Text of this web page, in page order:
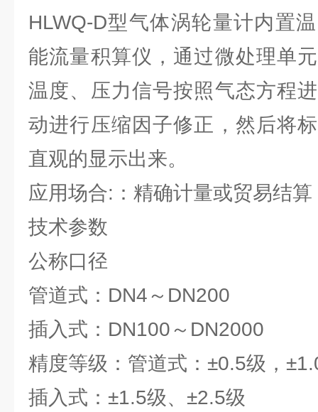
HLWQ-D型气体涡轮量计内置
能流量积算仪，通过微处理单
温度、压力信号按照气态方程
动进行压缩因子修正，然后将
直观的显示出来。
应用场合:：精确计量或贸易结算
技术参数
公称口径
管道式：DN4～DN200
插入式：DN100～DN2000
精度等级：管道式：±0.5级，
插入式：±1.5级、±2.5级